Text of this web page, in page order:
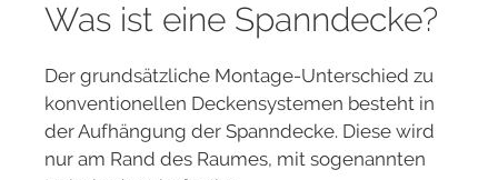
Was ist eine Spanndecke?
Der grundsätzliche Montage-Unterschied zu
konventionellen Deckensystemen besteht in
der Aufhängung der Spanndecke. Diese wird
nur am Rand des Raumes, mit sogenannten